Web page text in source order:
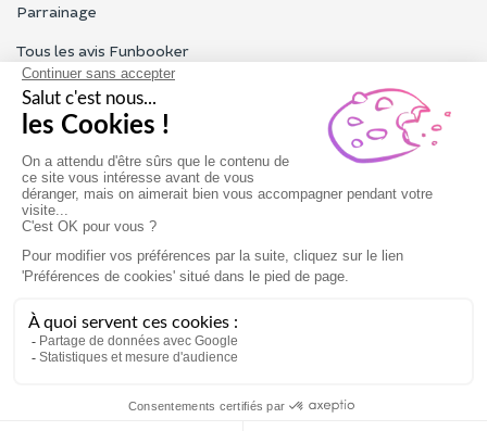
Parrainage
Tous les avis Funbooker
Particuliers, entreprises, professionnels
Notre service client est ouvert du lundi au vendredi de 9h à 18h
Nous contacter
Conditions générales
Mentions légales